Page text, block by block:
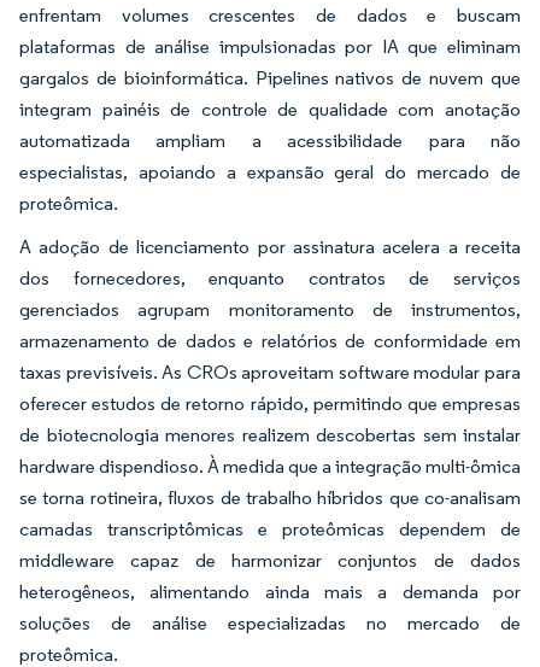
enfrentam volumes crescentes de dados e buscam
plataformas de análise impulsionadas por IA que eliminam
gargalos de bioinformática. Pipelines nativos de nuvem que
integram painéis de controle de qualidade com anotação
automatizada ampliam a acessibilidade para não
especialistas, apoiando a expansão geral do mercado de
proteômica.
A adoção de licenciamento por assinatura acelera a receita
dos fornecedores, enquanto contratos de serviços
gerenciados agrupam monitoramento de instrumentos,
armazenamento de dados e relatórios de conformidade em
taxas previsíveis. As CROs aproveitam software modular para
oferecer estudos de retorno rápido, permitindo que empresas
de biotecnologia menores realizem descobertas sem instalar
hardware dispendioso. À medida que a integração multi-ômica
se torna rotineira, fluxos de trabalho híbridos que co-analisam
camadas transcriptômicas e proteômicas dependem de
middleware capaz de harmonizar conjuntos de dados
heterogêneos, alimentando ainda mais a demanda por
soluções de análise especializadas no mercado de
proteômica.